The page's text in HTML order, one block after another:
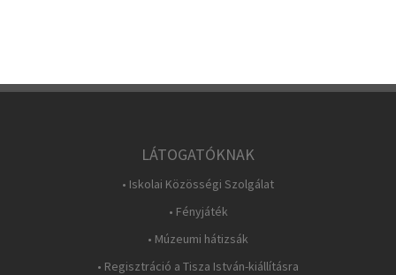
LÁTOGATÓKNAK
• Iskolai Közösségi Szolgálat
• Fényjáték
• Múzeumi hátizsák
• Regisztráció a Tisza István-kiállításra